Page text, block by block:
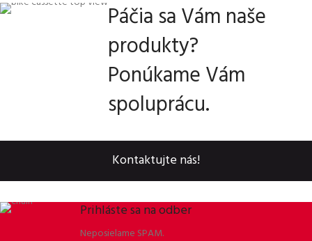
Páčia sa Vám naše
produkty?
Ponúkame Vám
spoluprácu.
Kontaktujte nás!
Prihláste sa na odber
Neposielame SPAM.